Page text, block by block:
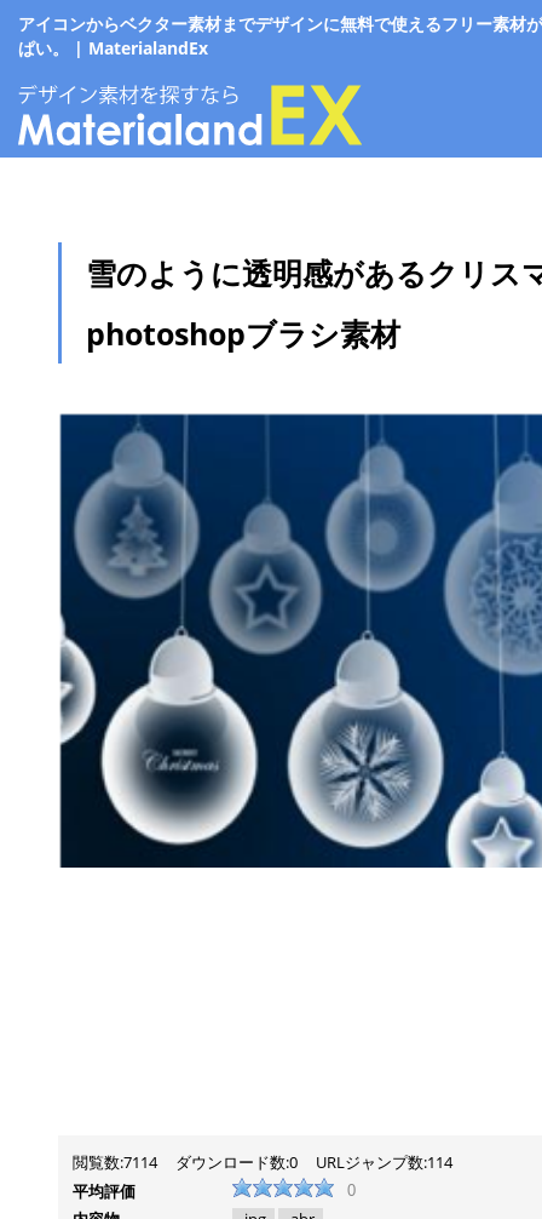
アイコンからベクター素材までデザインに無料で使えるフリー素材
ぱい。 | MaterialandEx
雪のように透明感があるクリ
photoshopブラシ素材
閲覧数:7114 ダウンロード数:0
URLジャンプ数:114
平均評価
0